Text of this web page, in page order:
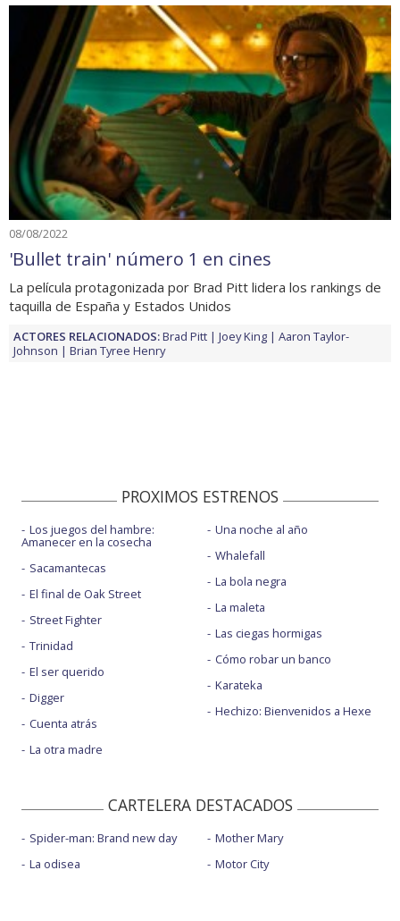
08/08/2022
'Bullet train' número 1 en cines
La película protagonizada por Brad Pitt lidera los rankings de
taquilla de España y Estados Unidos
ACTORES RELACIONADOS:Brad Pitt Joey King
Aaron Taylor-
Johnson
Brian Tyree Henry
PROXIMOS ESTRENOS
Los juegos del hambre:
Amanecer en la cosecha
Sacamantecas
El final de Oak Street
Street Fighter
Trinidad
El ser querido
Digger
Cuenta atrás
La otra madre
Una noche al año
Whalefall
La bola negra
La maleta
Las ciegas hormigas
Cómo robar un banco
Karateka
Hechizo: Bienvenidos a Hexe
CARTELERA DESTACADOS
Spider-man: Brand new day
La odisea
Mother Mary
Motor City